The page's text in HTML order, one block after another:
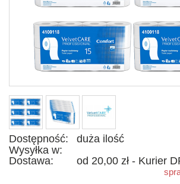
Dostępność:
duża ilość
Wysyłka w:
Dostawa:
od 20,00 zł - Kurier
Cena nie zawiera ewentualnych kosztów